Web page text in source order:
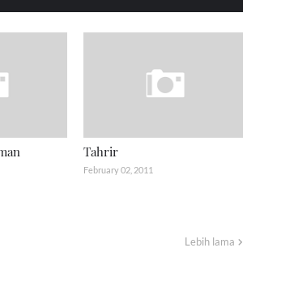
Tahrir
February 02, 2011
Lebih lama